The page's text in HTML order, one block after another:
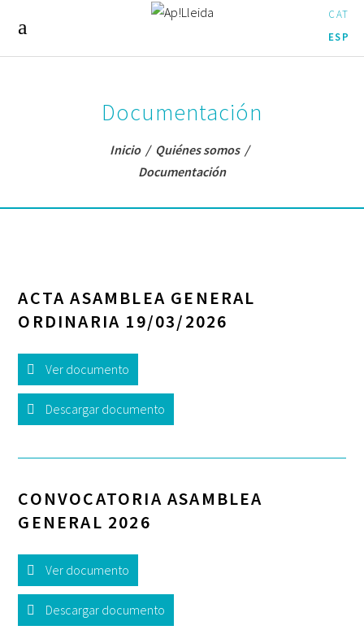
CAT
ESP
Documentación
Inicio/ Quiénes somos/
Documentación
ACTA ASAMBLEA GENERAL
ORDINARIA 19/03/2026
Ver documento
Descargar documento
CONVOCATORIA ASAMBLEA
GENERAL 2026
Ver documento
Descargar documento